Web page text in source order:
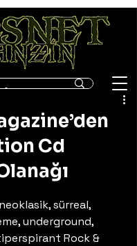
Cd
yıldız
sürreal,
underground,
Rock &